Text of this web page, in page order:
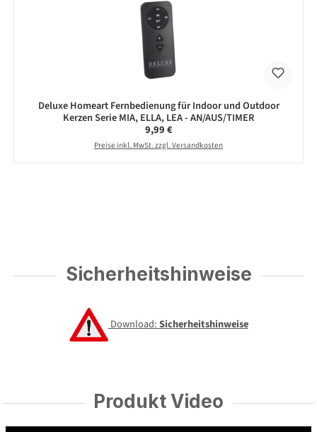
Deluxe Homeart Fernbedienung für Indoor und Outdoor
Kerzen Serie MIA, ELLA, LEA - AN/AUS/TIMER
Regulärer Preis:
9,99 €
Preise inkl. MwSt. zzgl. Versandkosten
Sicherheitshinweise
Download:Sicherheitshinweise
Produkt Video